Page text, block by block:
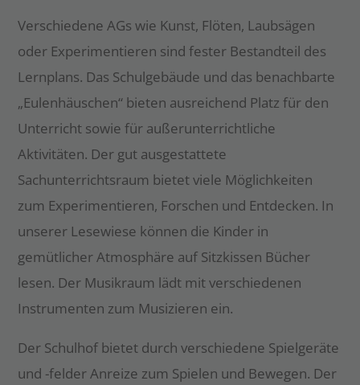
Verschiedene AGs wie Kunst, Flöten, Laubsägen
oder Experimentieren sind fester Bestandteil des
Lernplans. Das Schulgebäude und das benachbarte
„Eulenhäuschen“ bieten ausreichend Platz für den
Unterricht sowie für außerunterrichtliche
Aktivitäten. Der gut ausgestattete
Sachunterrichtsraum bietet viele Möglichkeiten
zum Experimentieren, Forschen und Entdecken. In
unserer Lesewiese können die Kinder in
gemütlicher Atmosphäre auf Sitzkissen Bücher
lesen. Der Musikraum lädt mit verschiedenen
Instrumenten zum Musizieren ein.
Der Schulhof bietet durch verschiedene Spielgeräte
und -felder Anreize zum Spielen und Bewegen. Der